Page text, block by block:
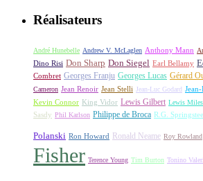
Réalisateurs
André Hunebelle Andrew V. McLaglen Anthony Mann
Dino Risi Don Sharp Don Siegel Earl Bellamy
Combret Georges Franju Georges Lucas Gérard
Cameron Jean Renoir Jean Stelli Jean-Luc Godard
Kevin Connor King Vidor Lewis Gilbert Lewis
Sasdy Phil Karlson Philippe de Broca R.G.
Polanski Ron Howard Ronald Neame Roy Rowland
Fisher Terence Young Tim Burton Tonino